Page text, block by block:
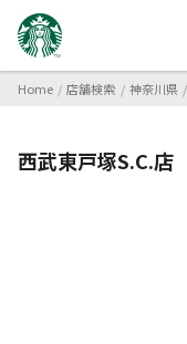
Home 店舗検索 神奈川県
西武東戸塚S.C.店